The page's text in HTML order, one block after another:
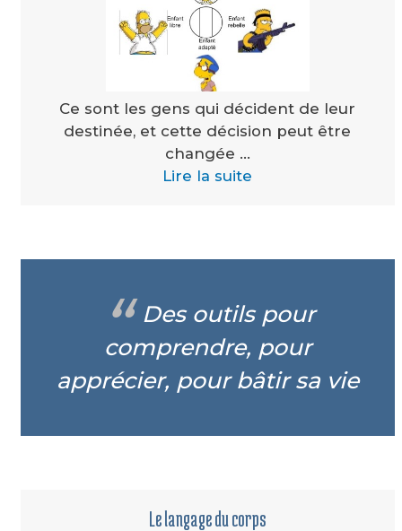
Ce sont les gens qui décident de leur
destinée, et cette décision peut être
changée ...
Lire la suite
Des outils pour
comprendre, pour
apprécier, pour bâtir sa vie
Le langage du corps